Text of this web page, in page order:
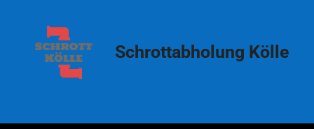
springen
Schrottabholung Kölle